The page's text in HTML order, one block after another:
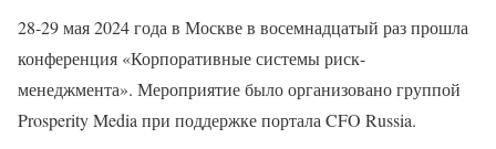
28-29 мая 2024 года в Москве в восемнадцатый раз прошла
конференция «Корпоративные системы риск-
менеджмента». Мероприятие было организовано группой
Prosperity Media при поддержке портала CFO Russia.